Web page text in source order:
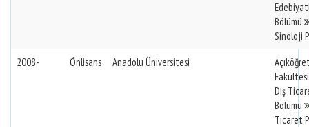
Bölümü
Sinoloji
2008-
Önlisans Anadolu Üniversitesi
Dış
Bölümü
Ticaret